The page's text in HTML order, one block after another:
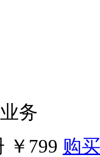
务
￥799 购买